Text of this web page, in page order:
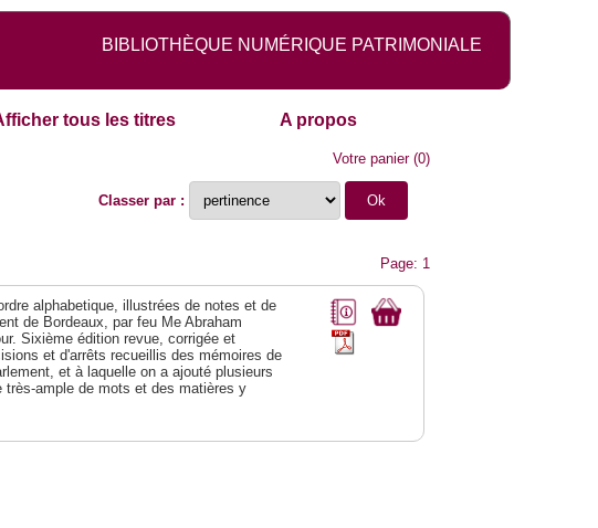
BIBLIOTHÈQUE NUMÉRIQUE PATRIMONIALE
tous les titres A propos
Votre panier(0)
Classer par :
Page: 1
alphabetique, illustrées de notes et de
de Bordeaux, par feu Me Abraham
Sixième édition revue, corrigée et
et d'arrêts recueillis des mémoires de
et à laquelle on a ajouté plusieurs
ample de mots et des matières y